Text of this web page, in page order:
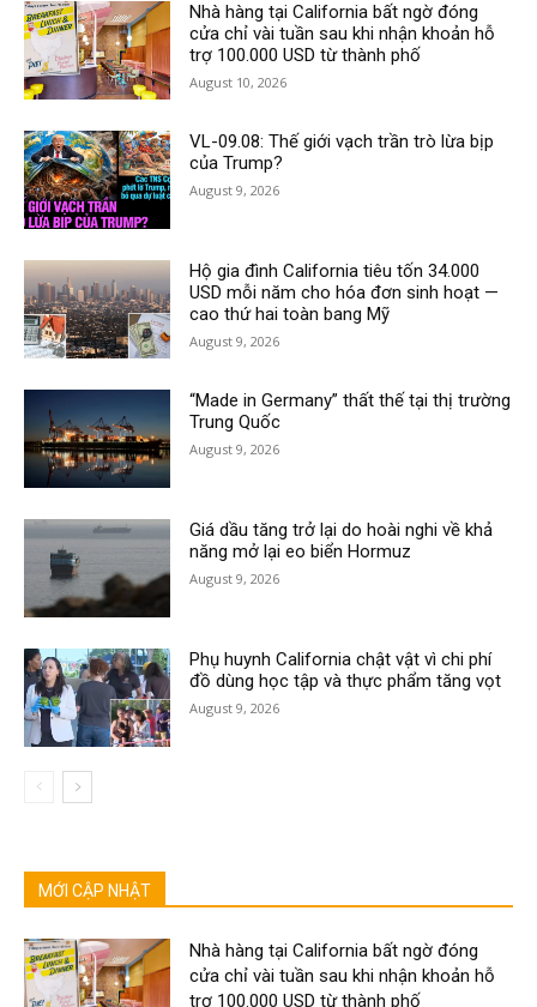
Nhà hàng tại California bất ngờ đóng
cửa chỉ vài tuần sau khi nhận khoản hỗ
trợ 100.000 USD từ thành phố
August 10, 2026
VL-09.08: Thế giới vạch trần trò lừa bịp
của Trump?
August 9, 2026
Hộ gia đình California tiêu tốn 34.000
USD mỗi năm cho hóa đơn sinh hoạt —
cao thứ hai toàn bang Mỹ
August 9, 2026
“Made in Germany” thất thế tại thị trường
Trung Quốc
August 9, 2026
Giá dầu tăng trở lại do hoài nghi về khả
năng mở lại eo biển Hormuz
August 9, 2026
Phụ huynh California chật vật vì chi phí
đồ dùng học tập và thực phẩm tăng vọt
August 9, 2026
MỚI CẬP NHẬT
Nhà hàng tại California bất ngờ đóng
cửa chỉ vài tuần sau khi nhận khoản hỗ
trợ 100.000 USD từ thành phố